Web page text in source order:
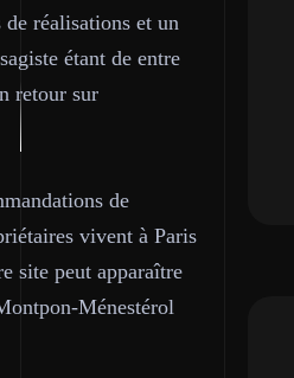
réalisations et un
étant de entre
retour sur
de
vivent à Paris
site peut apparaître
Ménestérol